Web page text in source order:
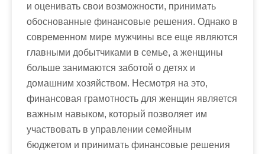
и оценивать свои возможности, принимать
обоснованные финансовые решения. Однако в
современном мире мужчины все еще являются
главными добытчиками в семье, а женщины
больше занимаются заботой о детях и
домашним хозяйством. Несмотря на это,
финансовая грамотность для женщин является
важным навыком, который позволяет им
участвовать в управлении семейным
бюджетом и принимать финансовые решения